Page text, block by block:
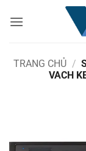
qua
TRANG CHỦ /
VACH